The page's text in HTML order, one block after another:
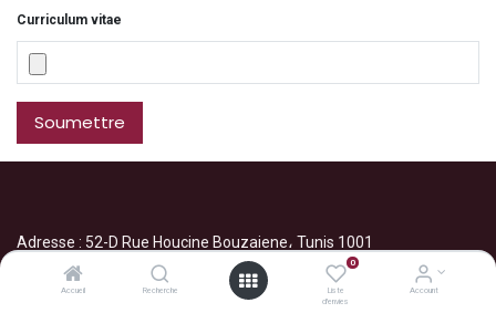
Accueil Recherche
0
Liste
d'envies
Account
Curriculum vitae
Soumettre
Adresse : 52-D Rue Houcine Bouzaiene، Tunis 1001
contact@ebs.com.tn